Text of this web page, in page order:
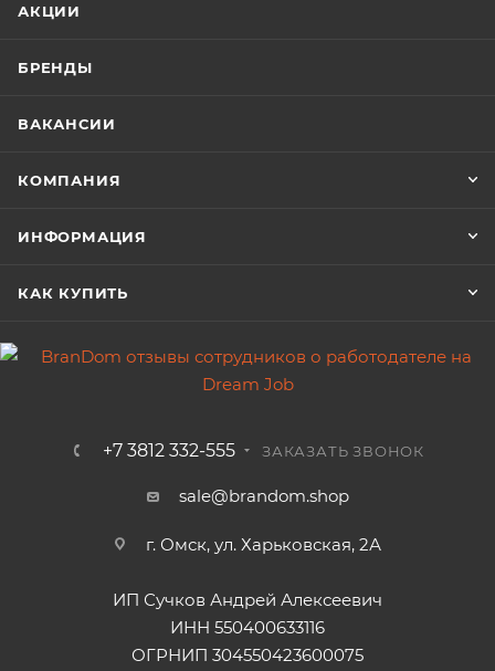
АКЦИИ
БРЕНДЫ
ВАКАНСИИ
КОМПАНИЯ
ИНФОРМАЦИЯ
КАК КУПИТЬ
+7 3812 332-555 ЗАКАЗАТЬ ЗВОНОК
sale@brandom.shop
г. Омск, ул. Харьковская, 2А
ИП Сучков Андрей Алексеевич
ИНН 550400633116
ОГРНИП 304550423600075